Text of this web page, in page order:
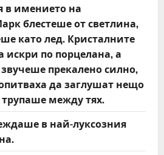
в имението на
блестеше от светлина,
като лед. Кристалните
искри по порцелана, а
прекалено силно,
да заглушат нещо
трупаше между тях.
в най-луксозния